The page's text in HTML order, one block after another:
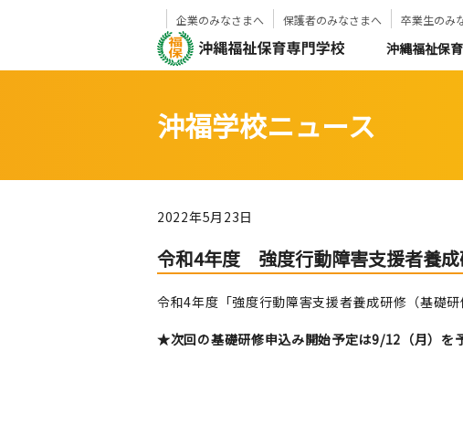
企業のみなさまへ 保護者のみなさまへ 卒業生のみ
沖縄福祉保
沖福学校ニュース
2022年5月23日
令和4年度 強度行動障害支援者養
令和4年度「強度行動障害支援者養成研修（基礎
★次回の基礎研修申込み開始予定は9/12（月）を